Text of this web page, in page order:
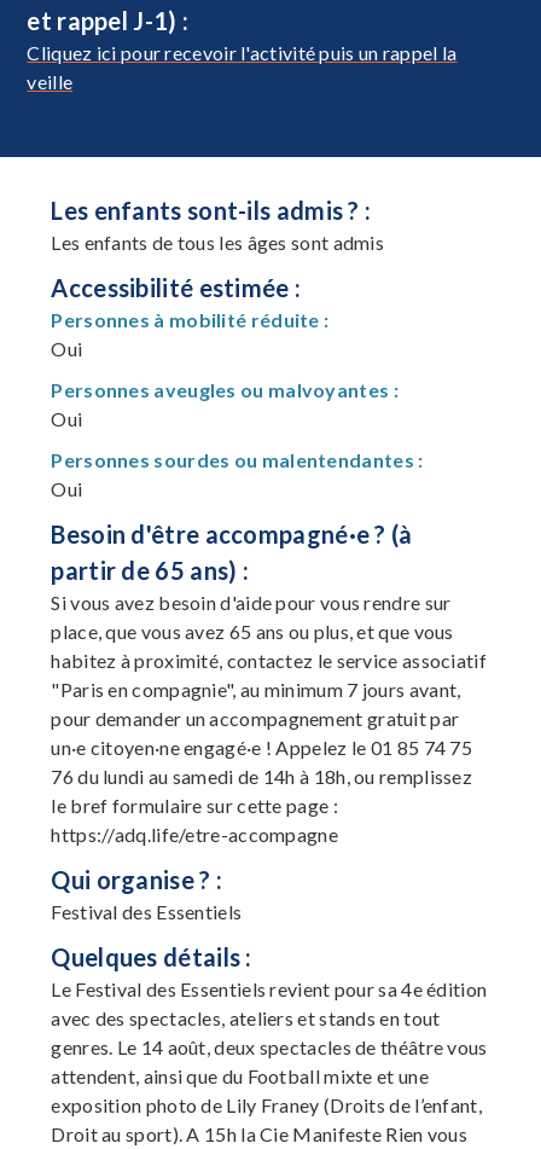
et rappel J-1) :
Cliquez ici pour recevoir l'activité puis un rappel la
veille
Les enfants sont-ils admis ? :
Les enfants de tous les âges sont admis
Accessibilité estimée :
Personnes à mobilité réduite :
Oui
Personnes aveugles ou malvoyantes :
Oui
Personnes sourdes ou malentendantes :
Oui
Besoin d'être accompagné·e ? (à
partir de 65 ans) :
Si vous avez besoin d'aide pour vous rendre sur
place, que vous avez 65 ans ou plus, et que vous
habitez à proximité, contactez le service associatif
"Paris en compagnie", au minimum 7 jours avant,
pour demander un accompagnement gratuit par
un·e citoyen·ne engagé·e ! Appelez le 01 85 74 75
76 du lundi au samedi de 14h à 18h, ou remplissez
le bref formulaire sur cette page :
https://adq.life/etre-accompagne
Qui organise ? :
Festival des Essentiels
Quelques détails :
Le Festival des Essentiels revient pour sa 4e édition
avec des spectacles, ateliers et stands en tout
genres. Le 14 août, deux spectacles de théâtre vous
attendent, ainsi que du Football mixte et une
exposition photo de Lily Franey (Droits de l’enfant,
Droit au sport). A 15h la Cie Manifeste Rien vous